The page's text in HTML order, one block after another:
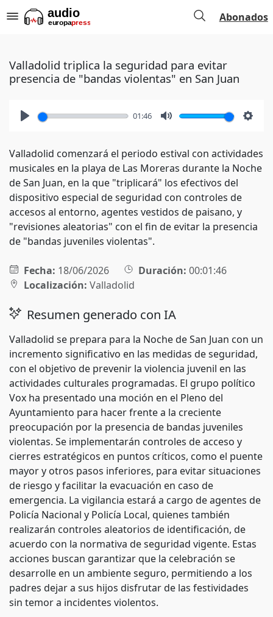
Abonados
Valladolid triplica la seguridad para evitar
presencia de "bandas violentas" en San Juan
01:46
Valladolid comenzará el periodo estival con actividades
musicales en la playa de Las Moreras durante la Noche
de San Juan, en la que "triplicará" los efectivos del
dispositivo especial de seguridad con controles de
accesos al entorno, agentes vestidos de paisano, y
"revisiones aleatorias" con el fin de evitar la presencia
de "bandas juveniles violentas".
Fecha: 18/06/2026 Duración: 00:01:46
Localización: Valladolid
Resumen generado con IA
Valladolid se prepara para la Noche de San Juan con un
incremento significativo en las medidas de seguridad,
con el objetivo de prevenir la violencia juvenil en las
actividades culturales programadas. El grupo político
Vox ha presentado una moción en el Pleno del
Ayuntamiento para hacer frente a la creciente
preocupación por la presencia de bandas juveniles
violentas. Se implementarán controles de acceso y
cierres estratégicos en puntos críticos, como el puente
mayor y otros pasos inferiores, para evitar situaciones
de riesgo y facilitar la evacuación en caso de
emergencia. La vigilancia estará a cargo de agentes de
Policía Nacional y Policía Local, quienes también
realizarán controles aleatorios de identificación, de
acuerdo con la normativa de seguridad vigente. Estas
acciones buscan garantizar que la celebración se
desarrolle en un ambiente seguro, permitiendo a los
padres dejar a sus hijos disfrutar de las festividades
sin temor a incidentes violentos.